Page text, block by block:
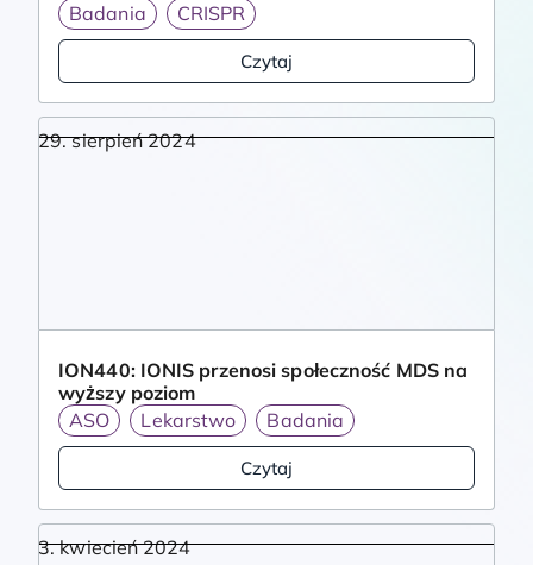
Badania
CRISPR
Czytaj
29. sierpień 2024
ION440: IONIS przenosi społeczność MDS na
wyższy poziom
ASO
Lekarstwo Badania
Czytaj
3. kwiecień 2024